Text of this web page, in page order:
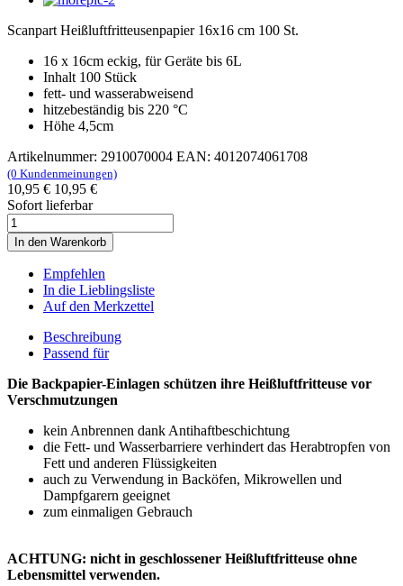
Scanpart Heißluftfritteusenpapier 16x16 cm 100 St.
16 x 16cm eckig, für Geräte bis 6L
Inhalt 100 Stück
fett- und wasserabweisend
hitzebeständig bis 220 °C
Höhe 4,5cm
Artikelnummer: 2910070004 EAN: 4012074061708
(0 Kundenmeinungen)
10,95 € 10,95 €
Sofort lieferbar
In den Warenkorb
Empfehlen
In die Lieblingsliste
Auf den Merkzettel
Beschreibung
Passend für
Die Backpapier-Einlagen schützen ihre Heißluftfritteuse vor
Verschmutzungen
kein Anbrennen dank Antihaftbeschichtung
die Fett- und Wasserbarriere verhindert das Herabtropfen von
Fett und anderen Flüssigkeiten
auch zu Verwendung in Backöfen, Mikrowellen und
Dampfgarern geeignet
zum einmaligen Gebrauch
ACHTUNG: nicht in geschlossener Heißluftfritteuse ohne
Lebensmittel verwenden.